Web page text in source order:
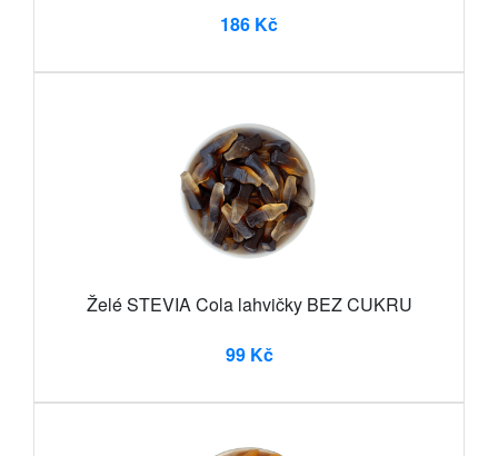
186 Kč
Želé STEVIA Cola lahvičky BEZ CUKRU
99 Kč